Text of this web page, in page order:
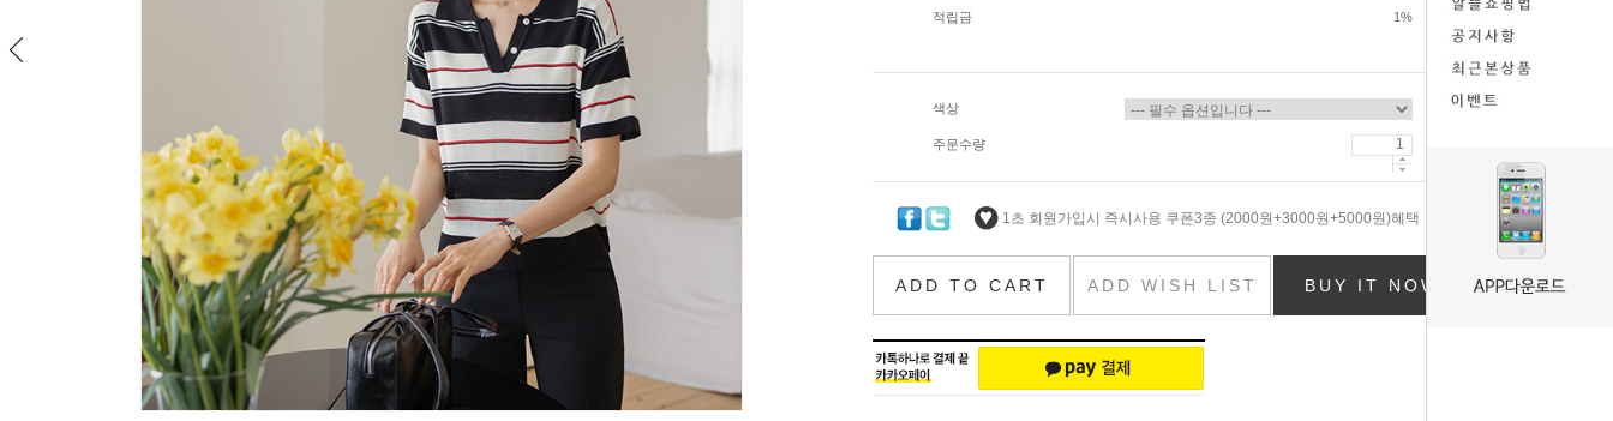
적립금 1%
색상
주문수량
1초 회원가입시 즉시사용 쿠폰3종 (2000원+3000원+5000원)혜택
ADD TO CART ADD WISH LIST BUY IT NOW